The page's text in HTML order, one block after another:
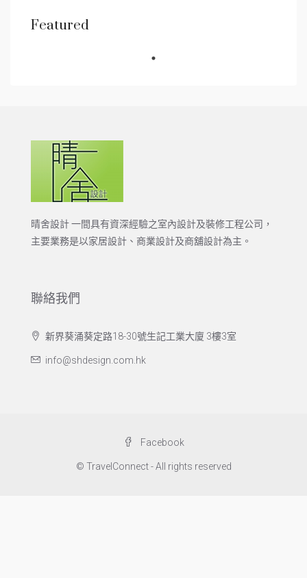
Featured
晴舍設計 一間具有資深經驗之室內設計及裝修工程公司，
主要業務是以家居設計、商業設計及商舖設計為主。
聯絡我們
新界葵涌葵定路18-30號生記工業大廈 3樓3室
info@shdesign.com.hk
Facebook
© TravelConnect - All rights reserved